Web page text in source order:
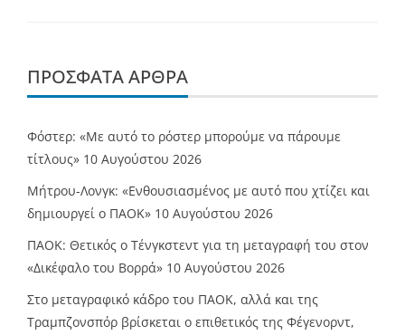
ΠΡΌΣΦΑΤΑ ΆΡΘΡΑ
Φόστερ: «Με αυτό το ρόστερ μπορούμε να πάρουμε
τίτλους» 10 Αυγούστου 2026
Μήτρου-Λονγκ: «Ενθουσιασμένος με αυτό που χτίζει και
δημιουργεί ο ΠΑΟΚ» 10 Αυγούστου 2026
ΠΑΟΚ: Θετικός ο Τένγκστεντ για τη μεταγραφή του στον
«Δικέφαλο του Βορρά» 10 Αυγούστου 2026
Στο μεταγραφικό κάδρο του ΠΑΟΚ, αλλά και της
Τραμπζονσπόρ βρίσκεται ο επιθετικός της Φέγενορντ,